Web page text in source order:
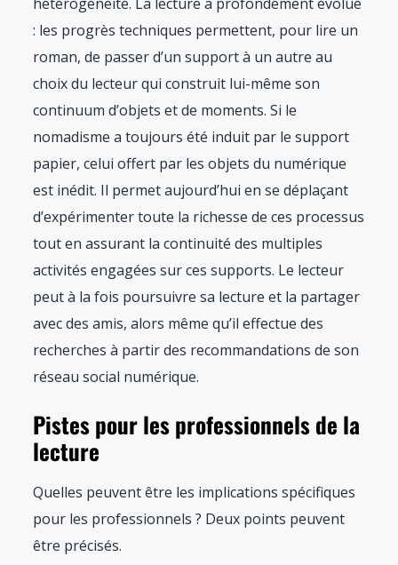
: les progrès techniques permettent, pour lire un
roman, de passer d’un support à un autre au
choix du lecteur qui construit lui-même son
continuum d’objets et de moments. Si le
nomadisme a toujours été induit par le support
papier, celui offert par les objets du numérique
est inédit. Il permet aujourd’hui en se déplaçant
d’expérimenter toute la richesse de ces processus
tout en assurant la continuité des multiples
activités engagées sur ces supports. Le lecteur
peut à la fois poursuivre sa lecture et la partager
avec des amis, alors même qu’il effectue des
recherches à partir des recommandations de son
réseau social numérique.
Pistes pour les professionnels de la
lecture
Quelles peuvent être les implications spécifiques
pour les professionnels ? Deux points peuvent
être précisés.